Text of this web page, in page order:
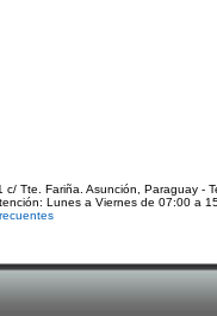
c/ Tte. Fariña. Asunción, Paraguay -
Lunes a Viernes de 07:00 a